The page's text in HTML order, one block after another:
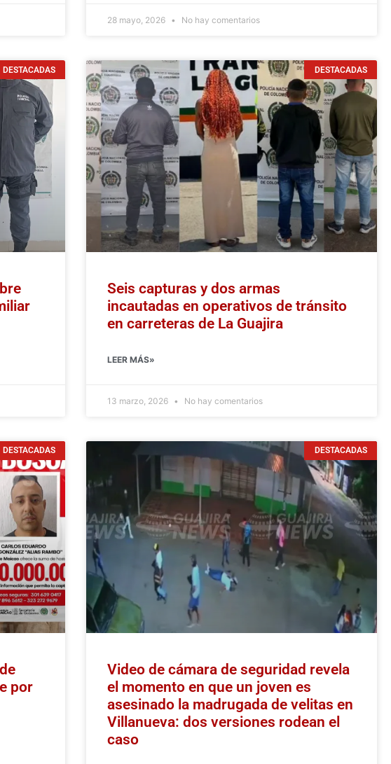
28 mayo, 2026 No hay comentarios
DESTACADAS DESTACADAS
Seis capturas y dos armas
incautadas en operativos de tránsito
en carreteras de La Guajira
LEER MÁS»
13 marzo, 2026 No hay comentarios
DESTACADAS
por
DESTACADAS
Video de cámara de seguridad revela
el momento en que un joven es
asesinado la madrugada de velitas en
Villanueva: dos versiones rodean el
caso